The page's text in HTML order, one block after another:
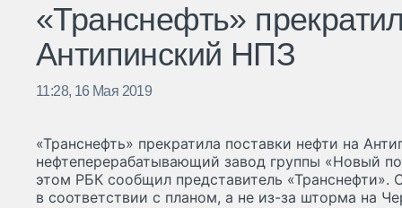
«Транснефть»
Антипинский НПЗ
11:28, 16 Мая 2019
«Транснефть» прекратила поставки нефти на
нефтеперерабатывающий завод группы «Новый
этом РБК сообщил представитель «Транснефти».
в соответствии с планом, а не из-за шторма на